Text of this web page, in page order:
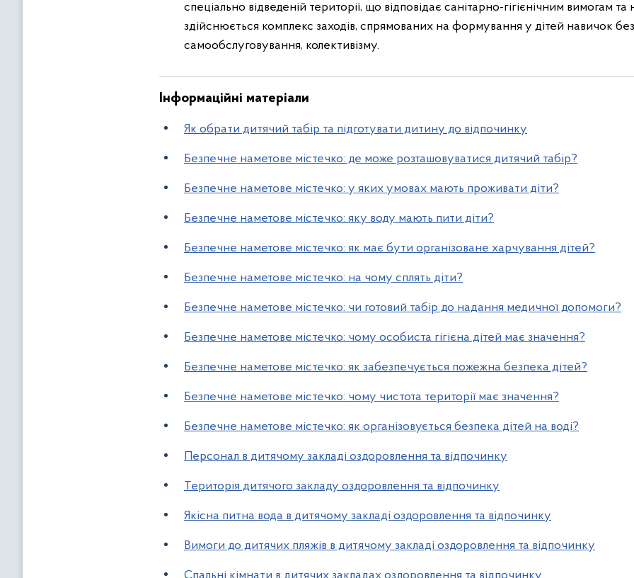
спеціально відведеній території, що відповідає санітарно-гігієнічним вимогам
здійснюється комплекс заходів, спрямованих на формування у дітей навичок
самообслуговування, колективізму.
Інформаційні матеріали
Як обрати дитячий табір та підготувати дитину до відпочинку
Безпечне наметове містечко: де може розташовуватися дитячий табір?
Безпечне наметове містечко: у яких умовах мають проживати діти?
Безпечне наметове містечко: яку воду мають пити діти?
Безпечне наметове містечко: як має бути організоване харчування дітей?
Безпечне наметове містечко: на чому сплять діти?
Безпечне наметове містечко: чи готовий табір до надання медичної допомоги?
Безпечне наметове містечко: чому особиста гігієна дітей має значення?
Безпечне наметове містечко: як забезпечується пожежна безпека дітей?
Безпечне наметове містечко: чому чистота території має значення?
Безпечне наметове містечко: як організовується безпека дітей на воді?
Персонал в дитячому закладі оздоровлення та відпочинку
Територія дитячого закладу оздоровлення та відпочинку
Якісна питна вода в дитячому закладі оздоровлення та відпочинку
Вимоги до дитячих пляжів в дитячому закладі оздоровлення та відпочинку